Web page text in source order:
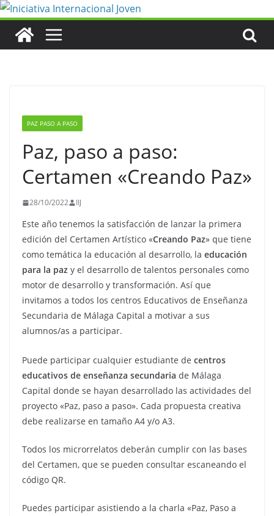
Saltar
contenido
PAZ PASO A PASO
Paz, paso a paso:
Certamen «Creando Paz»
28/10/2022 IIJ
Este año tenemos la satisfacción de lanzar la primera
edición del Certamen Artístico «Creando Paz» que tiene
como temática la educación al desarrollo, la educación
para la paz y el desarrollo de talentos personales como
motor de desarrollo y transformación. Así que
invitamos a todos los centros Educativos de Enseñanza
Secundaria de Málaga Capital a motivar a sus
alumnos/as a participar.
Puede participar cualquier estudiante de centros
educativos de enseñanza secundaria de Málaga
Capital donde se hayan desarrollado las actividades del
proyecto «Paz, paso a paso». Cada propuesta creativa
debe realizarse en tamaño A4 y/o A3.
Todos los microrrelatos deberán cumplir con las bases
del Certamen, que se pueden consultar escaneando el
código QR.
Puedes participar asistiendo a la charla «Paz, Paso a